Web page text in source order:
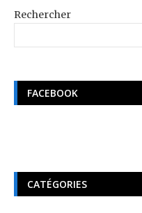
Rechercher
FACEBOOK
CATÉGORIES